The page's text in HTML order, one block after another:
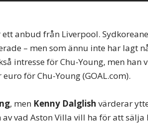
anbud från Liverpool.
– men som ännu inte har lagt
intresse för Chu-Young, men han
för Chu-Young (GOAL.com).
, men Kenny Dalglish värderar
vad Aston Villa vill ha för att sälja